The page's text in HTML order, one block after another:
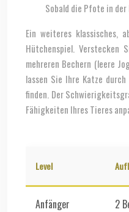
Sobald die Pfote in
Ein weiteres klassisches,
Hütchenspiel. Verstecken
mehreren Bechern (leere
lassen Sie Ihre Katze
finden. Der
Fähigkeiten Ihres Tieres
Level
Anfänger 2